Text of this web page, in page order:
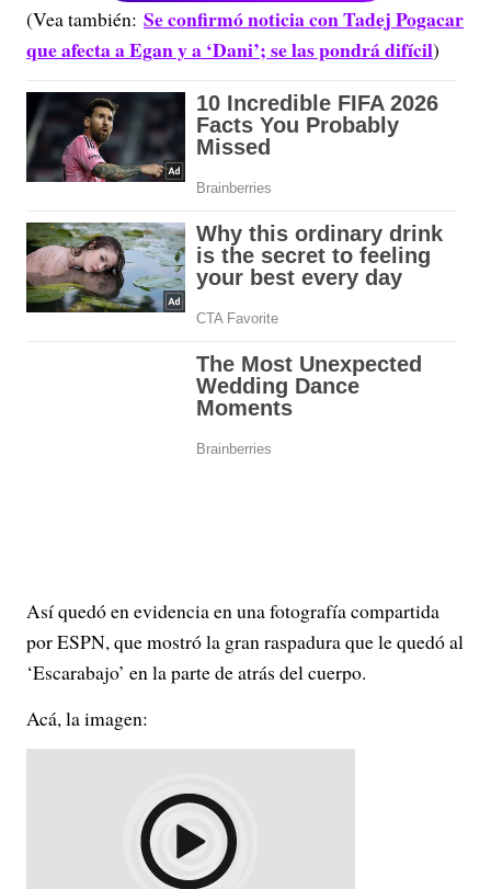
(Vea también: Se confirmó noticia con Tadej Pogacar
que afecta a Egan y a ‘Dani’; se las pondrá difícil)
Así quedó en evidencia en una fotografía compartida
por ESPN, que mostró la gran raspadura que le quedó al
‘Escarabajo’ en la parte de atrás del cuerpo.
Acá, la imagen: